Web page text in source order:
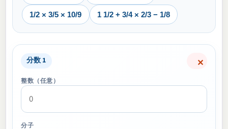
1/2 × 3/5 × 10/9 1 1/2 + 3/4 × 2/3 − 1/8
分数 1 ✕
整数（任意）
分子